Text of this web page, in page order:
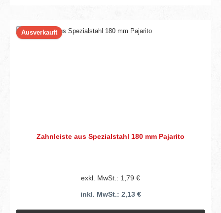
Ausverkauft
Zahnleiste aus Spezialstahl 180 mm Pajarito
exkl. MwSt.: 1,79 €
inkl. MwSt.: 2,13 €